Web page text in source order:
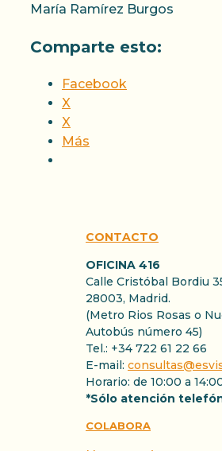
María Ramírez Burgos
Comparte esto:
Facebook
X
X
Más
CONTACTO
OFICINA 416
Calle Cristóbal Bordiu
28003, Madrid.
(Metro Rios Rosas o
Autobús número 45)
Tel.: +34 722 61 22 66
E-mail:
Horario: de 10:00 a
*Sólo atención
COLABORA